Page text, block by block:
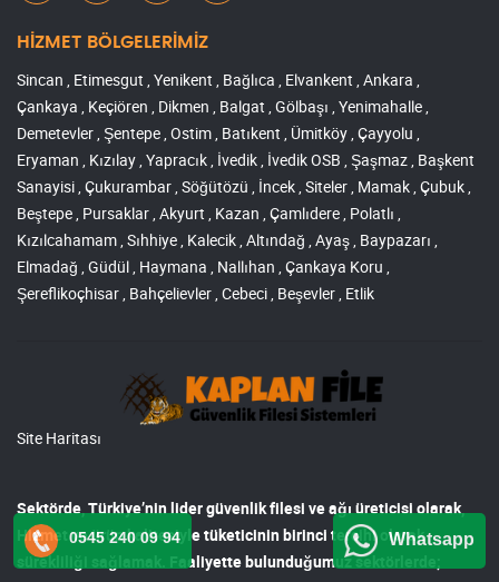
HİZMET BÖLGELERİMİZ
Sincan , Etimesgut , Yenikent , Bağlıca , Elvankent , Ankara ,
Çankaya , Keçiören , Dikmen , Balgat , Gölbaşı , Yenimahalle ,
Demetevler , Şentepe , Ostim , Batıkent , Ümitköy , Çayyolu ,
Eryaman , Kızılay , Yapracık , İvedik , İvedik OSB , Şaşmaz , Başkent
Sanayisi , Çukurambar , Söğütözü , İncek , Siteler , Mamak , Çubuk ,
Beştepe , Pursaklar , Akyurt , Kazan , Çamlıdere , Polatlı ,
Kızılcahamam , Sıhhiye , Kalecik , Altındağ , Ayaş , Baypazarı ,
Elmadağ , Güdül , Haymana , Nallıhan , Çankaya Koru ,
Şereflikoçhisar , Bahçelievler , Cebeci , Beşevler , Etlik
Site Haritası
Sektörde, Türkiye’nin lidergüvenlik filesi ve ağıüreticisi olarak,
Hizmet ve ürün kalitesiyle tüketicinin birinci tercihi olarak
sürekliliği sağlamak. Faaliyette bulunduğumuz sektörlerde;
0545 240 09 94 Whatsapp